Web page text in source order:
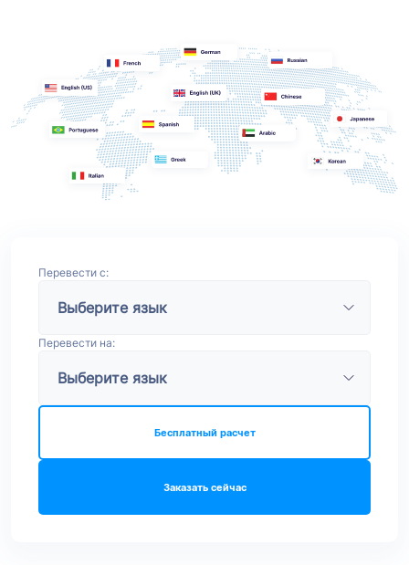
Перевести с:
Перевести на:
Заказать сейчас
Бесплатный расчет